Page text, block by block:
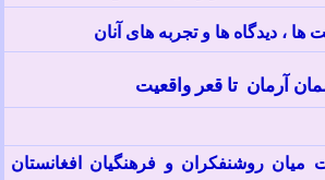
، دیدگاه ها و تجربه های آنان
آرمان تا قعر واقعیت
ميان روشنفکران و فرهنگيان افغانستان